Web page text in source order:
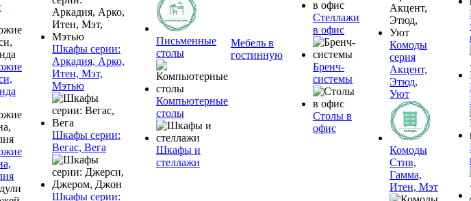
Шкафы серии:
Аркадия, Арко,
Итен, Мэт,
Мэтью
Шкафы серии:
Вегас, Вега
Шкафы серии:
Письменные
столы
Компьютерные
столы
Шкафы и
стеллажи
Мебель в
гостинную
Стеллажи
в офис
Бренч-
системы
Столы в
офис
Комоды
серия
Акцент,
Этюд,
Уют
Комоды
Стив,
Гамма,
Итен, Мэт